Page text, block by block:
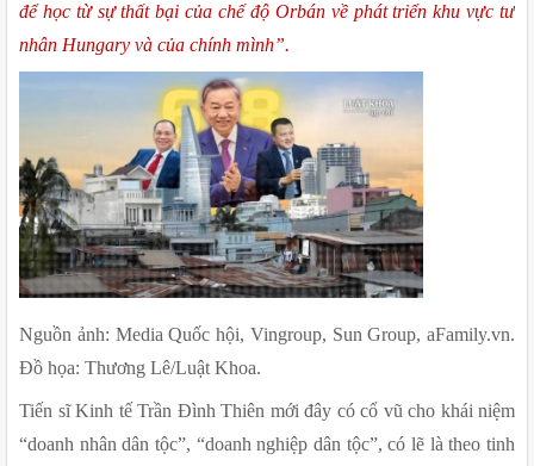
để học từ sự thất bại của chế độ Orbán về phát triển khu vực tư
nhân Hungary và của chính mình”.
Nguồn ảnh: Media Quốc hội, Vingroup, Sun Group, aFamily.vn.
Đồ họa: Thương Lê/Luật Khoa.
Tiến sĩ Kinh tế Trần Đình Thiên mới đây có cổ vũ cho khái niệm
“doanh nhân dân tộc”, “doanh nghiệp dân tộc”, có lẽ là theo tinh